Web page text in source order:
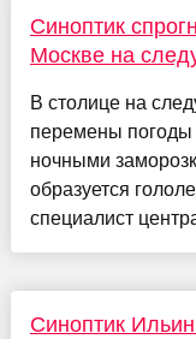
Синоптик
Москве на
В столице на
перемены
ночными
образуется
специалист
Синоптик